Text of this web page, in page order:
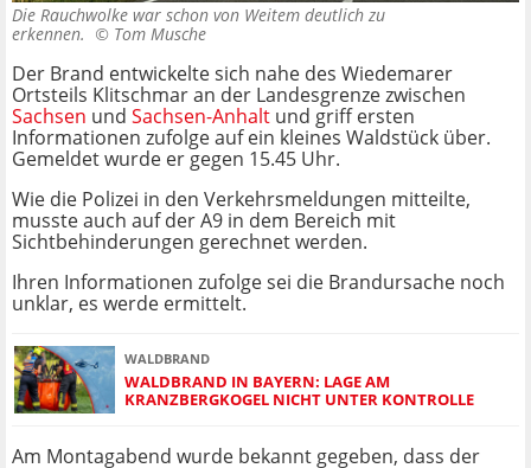
Die Rauchwolke war schon von Weitem deutlich zu
erkennen. © Tom Musche
Der Brand entwickelte sich nahe des Wiedemarer
Ortsteils Klitschmar an der Landesgrenze zwischen
Sachsen und Sachsen-Anhalt und griff ersten
Informationen zufolge auf ein kleines Waldstück über.
Gemeldet wurde er gegen 15.45 Uhr.
Wie die Polizei in den Verkehrsmeldungen mitteilte,
musste auch auf der A9 in dem Bereich mit
Sichtbehinderungen gerechnet werden.
Ihren Informationen zufolge sei die Brandursache noch
unklar, es werde ermittelt.
WALDBRAND
WALDBRAND IN BAYERN: LAGE AM
KRANZBERGKOGEL NICHT UNTER KONTROLLE
Am Montagabend wurde bekannt gegeben, dass der